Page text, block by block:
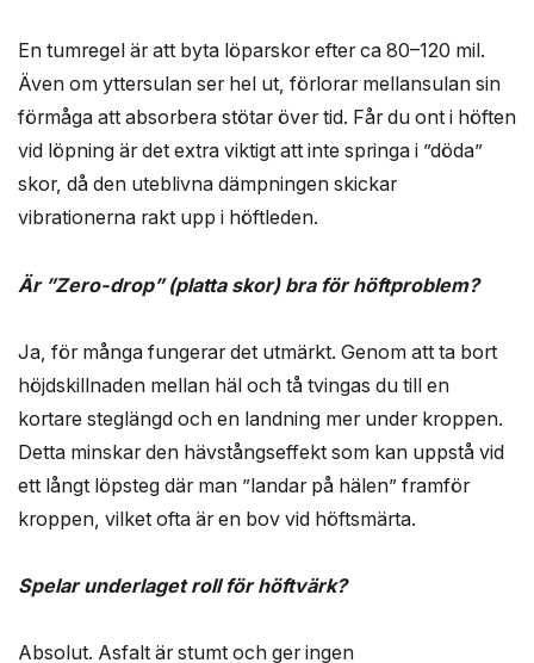
En tumregel är att byta löparskor efter ca 80–120 mil.
Även om yttersulan ser hel ut, förlorar mellansulan sin
förmåga att absorbera stötar över tid. Får du ont i höften
vid löpning är det extra viktigt att inte springa i ”döda”
skor, då den uteblivna dämpningen skickar
vibrationerna rakt upp i höftleden.
Är ”Zero-drop” (platta skor) bra för höftproblem?
Ja, för många fungerar det utmärkt. Genom att ta bort
höjdskillnaden mellan häl och tå tvingas du till en
kortare steglängd och en landning mer under kroppen.
Detta minskar den hävstångseffekt som kan uppstå vid
ett långt löpsteg där man ”landar på hälen” framför
kroppen, vilket ofta är en bov vid höftsmärta.
Spelar underlaget roll för höftvärk?
Absolut. Asfalt är stumt och ger ingen